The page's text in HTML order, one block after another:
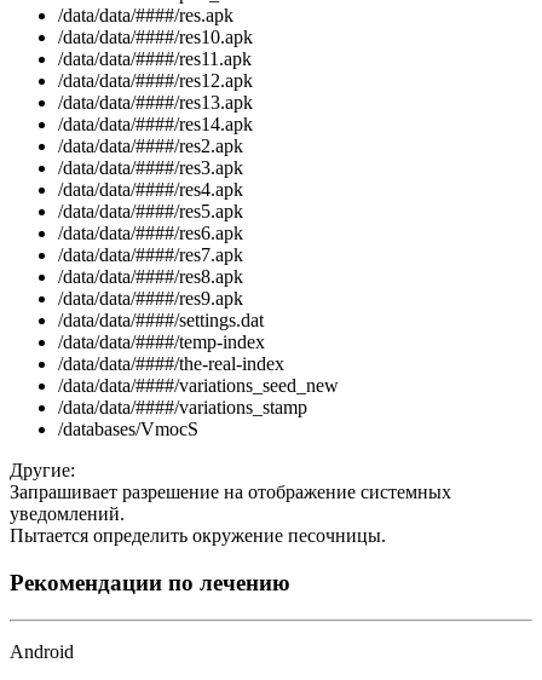
/data/data/####/res.apk
/data/data/####/res10.apk
/data/data/####/res11.apk
/data/data/####/res12.apk
/data/data/####/res13.apk
/data/data/####/res14.apk
/data/data/####/res2.apk
/data/data/####/res3.apk
/data/data/####/res4.apk
/data/data/####/res5.apk
/data/data/####/res6.apk
/data/data/####/res7.apk
/data/data/####/res8.apk
/data/data/####/res9.apk
/data/data/####/settings.dat
/data/data/####/temp-index
/data/data/####/the-real-index
/data/data/####/variations_seed_new
/data/data/####/variations_stamp
/databases/VmocS
Другие:
Запрашивает разрешение на отображение системных
уведомлений.
Пытается определить окружение песочницы.
Рекомендации по лечению
Android